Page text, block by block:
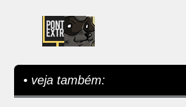
• veja também: